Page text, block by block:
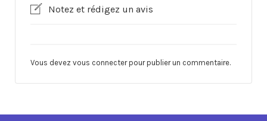
Notez et rédigez un avis
Vous devez vous connecterpour publier un commentaire.